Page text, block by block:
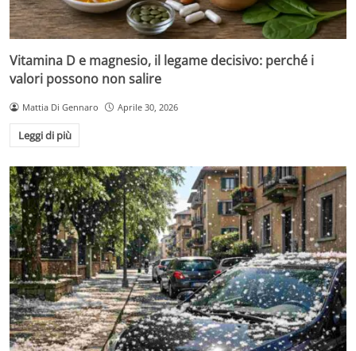
Vitamina D e magnesio, il legame decisivo: perché i
valori possono non salire
Mattia Di Gennaro Aprile 30, 2026
Leggi di più